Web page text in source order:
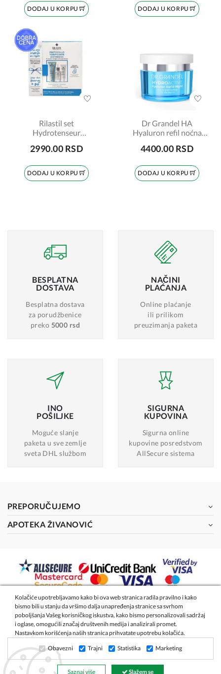
DODAJ U KORPU DODAJ U KORPU
Rilastil set
Hydrotenseur
bora+emulzija za
2990.00 RSD
DODAJ U KORPU
Dr Grandel HA
Hyaluron refil noćna
4400.00 RSD
DODAJ U KORPU
BESPLATNA
DOSTAVA
Besplatna dostava
za porudžbenice
preko 5000 rsd
NAČINI
PLAĆANJA
Online plaćanje
ili prilikom
preuzimanja paketa
INO
POŠILJKE
Moguće slanje
paketa u sve zemlje
sveta DHL službom
SIGURNA
KUPOVINA
Sigurna online
kupovine posredstvom
AllSecure sistema
PREPORUČUJEMO
APOTEKA ŽIVANOVIĆ
2026 - Apoteka Magistra Živanović
Kolačiće upotrebljavamo kako bi ova web stranica radila pravilno i kako
bismo bili u stanju da vršimo dalja unapređenja stranice sa svrhom
poboljšanja Vašeg korisničkog iskustva, kako bismo personalizovali sadržaj
i oglase, omogućili značaj društvenih medija i analizirali promet.
Nastavkom korišćenja naših stranica prihvatate upotrebu kolačića.
Obavezni Trajni Statistika Marketing
Saznaj više Slažem se